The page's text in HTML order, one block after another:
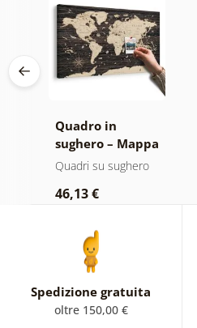
Quadro in
sughero – Mappa
su sfondo di legno
Quadri su sughero
46,13 €
Spedizione gratuita
oltre 150,00 €